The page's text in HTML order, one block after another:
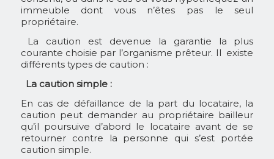
immeuble dont vous n’êtes pas le seul
propriétaire.
La caution est devenue la garantie la plus
courante choisie par l’organisme prêteur. Il existe
différents types de caution :
La caution simple :
En cas de défaillance de la part du locataire, la
caution peut demander au propriétaire bailleur
qu’il poursuive d’abord le locataire avant de se
retourner contre la personne qui s’est portée
caution simple.